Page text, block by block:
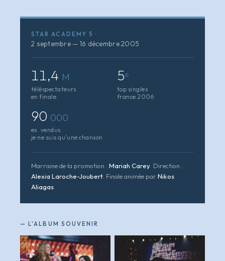
STAR ACADEMY 5 ·
2 septembre — 16 décembre 2005
11,4 M
téléspectateurs
en finale
5ᵉ
top singles
france 2006
90 000
ex. vendus
je ne suis qu'une chanson
Marraine de la promotion : Mariah Carey . Direction :
Alexia Laroche-Joubert . Finale animée par Nikos
Aliagas
— L'ALBUM SOUVENIR